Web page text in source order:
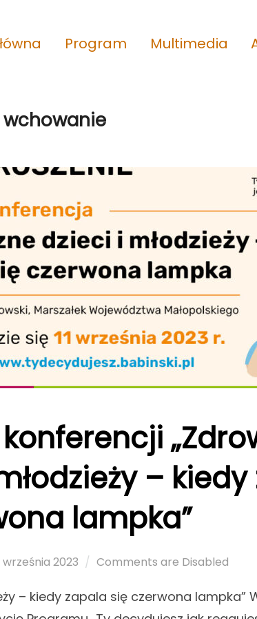
Program Multimedia
wchowanie
–
lampka”
września 2023 Comments are Disabled
– kiedy zapala się czerwona lampka”